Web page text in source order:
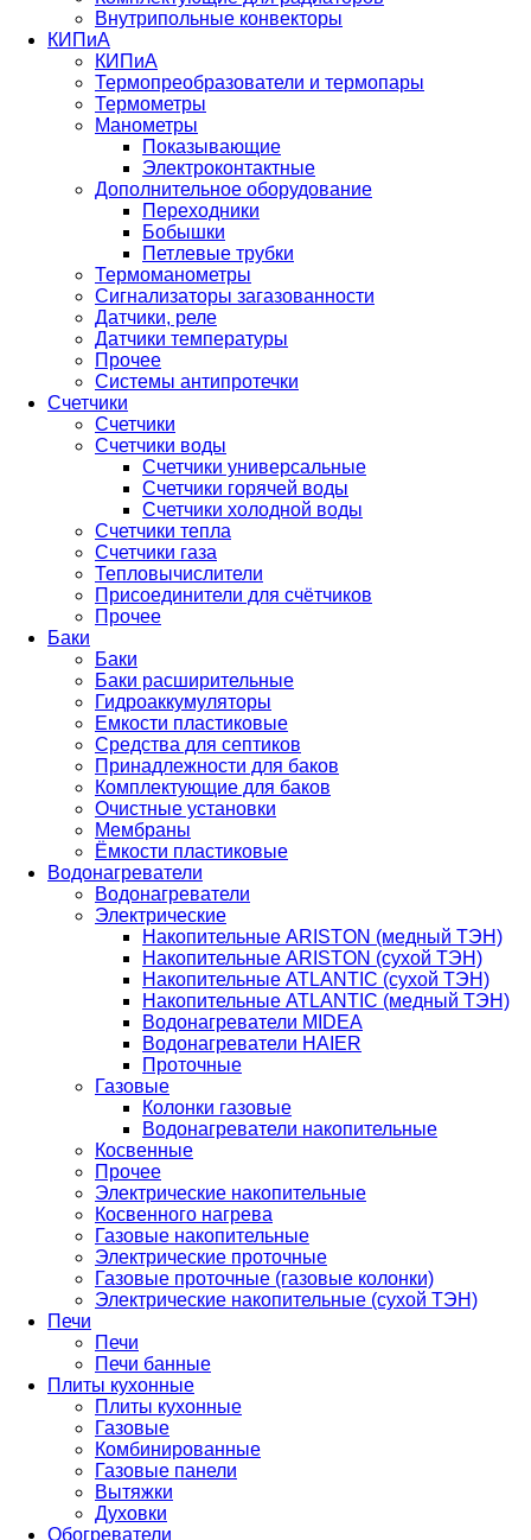
Внутрипольные конвекторы
КИПиА
КИПиА
Термопреобразователи и термопары
Термометры
Манометры
Показывающие
Электроконтактные
Дополнительное оборудование
Переходники
Бобышки
Петлевые трубки
Термоманометры
Сигнализаторы загазованности
Датчики, реле
Датчики температуры
Прочее
Системы антипротечки
Счетчики
Счетчики
Счетчики воды
Счетчики универсальные
Счетчики горячей воды
Счетчики холодной воды
Счетчики тепла
Счетчики газа
Тепловычислители
Присоединители для счётчиков
Прочее
Баки
Баки
Баки расширительные
Гидроаккумуляторы
Емкости пластиковые
Средства для септиков
Принадлежности для баков
Комплектующие для баков
Очистные установки
Мембраны
Ёмкости пластиковые
Водонагреватели
Водонагреватели
Электрические
Накопительные ARISTON (медный ТЭН)
Накопительные ARISTON (сухой ТЭН)
Накопительные ATLANTIC (сухой ТЭН)
Накопительные ATLANTIC (медный ТЭН)
Водонагреватели MIDEA
Водонагреватели HAIER
Проточные
Газовые
Колонки газовые
Водонагреватели накопительные
Косвенные
Прочее
Электрические накопительные
Косвенного нагрева
Газовые накопительные
Электрические проточные
Газовые проточные (газовые колонки)
Электрические накопительные (сухой ТЭН)
Печи
Печи
Печи банные
Плиты кухонные
Плиты кухонные
Газовые
Комбинированные
Газовые панели
Вытяжки
Духовки
Обогреватели